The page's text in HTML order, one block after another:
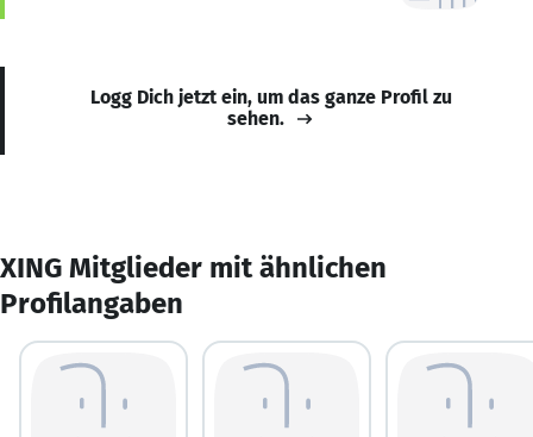
Logg Dich jetzt ein, um das ganze Profil zu
sehen.
XING Mitglieder mit ähnlichen
Profilangaben